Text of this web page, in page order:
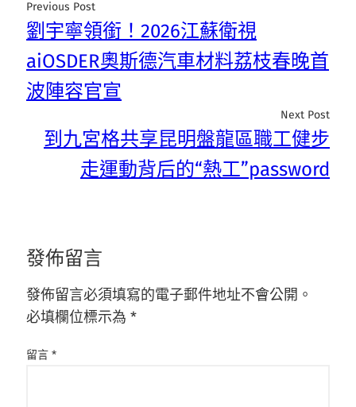
Previous Post
劉宇寧領銜！2026江蘇衛視
aiOSDER奧斯德汽車材料荔枝春晚首
波陣容官宣
Next Post
到九宮格共享昆明盤龍區職工健步
走運動背后的“熱工”password
發佈留言
發佈留言必須填寫的電子郵件地址不會公開。
必填欄位標示為 *
留言 *